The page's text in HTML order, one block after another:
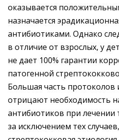
оказывается
назначается
антибиотиками. Однако
в отличие от взрослых, у
не дает 100% гарантии
патогенной
Большая часть
отрицают необходимость
антибиотиков при лечении
за исключением тех